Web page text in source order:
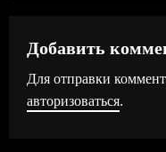
ж
и
Добавить
Для отправки
авторизоваться.